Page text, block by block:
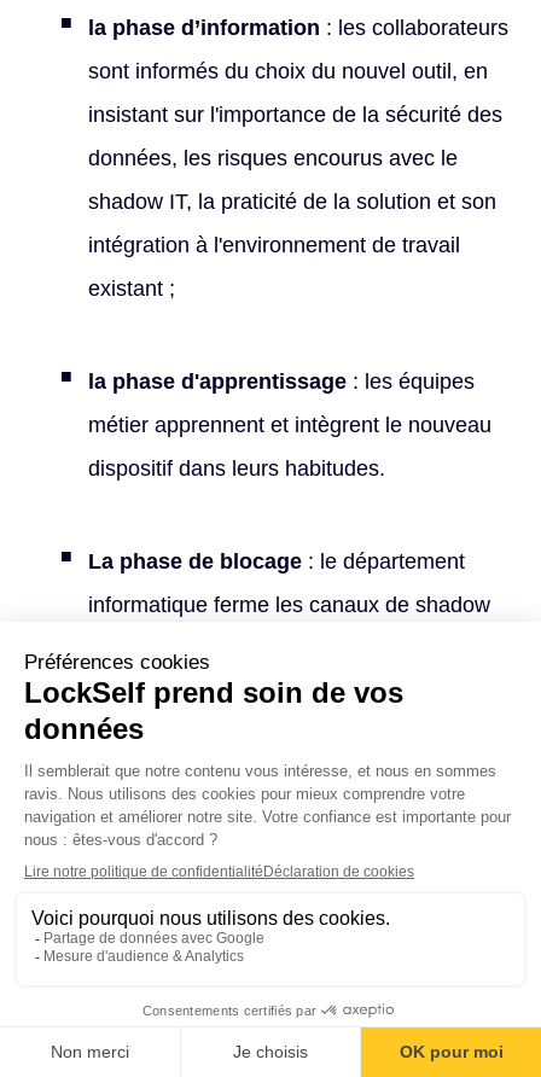
la phase d’information : les collaborateurs
sont informés du choix du nouvel outil, en
insistant sur l'importance de la sécurité des
données, les risques encourus avec le
shadow IT, la praticité de la solution et son
intégration à l'environnement de travail
existant ;
la phase d'apprentissage : les équipes
métier apprennent et intègrent le nouveau
dispositif dans leurs habitudes.
La phase de blocage : le département
informatique ferme les canaux de shadow
sont bien compris, les salariés
abandonnent d'eux-mêmes les anciens, et
le blocage n'est plus qu'une formalité de
sécurisation.
La décision d’installer des outils numériques fiables
Le service informatique et les RH communiquent
continuellement pour établir les besoins et identifier les
Sommaire